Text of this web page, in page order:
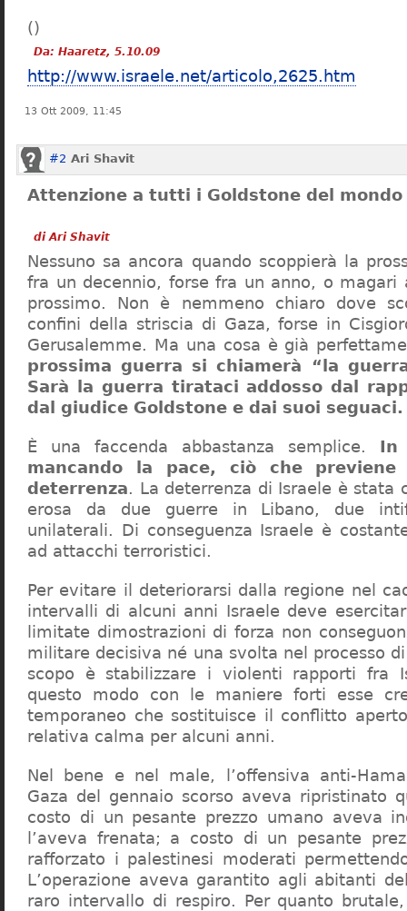
(
Da: Haaretz, 5.10.09
)
http://www.israele.net/articolo,2625.htm
13 Ott 2009, 11:45
#2 Ari Shavit
Attenzione a tutti i Goldstone del mondo
di Ari Shavit
Nessuno sa ancora quando scoppierà la
fra un decennio, forse fra un anno, o magari
prossimo. Non è nemmeno chiaro dove
confini della striscia di Gaza, forse in
Gerusalemme. Ma una cosa è già
prossima guerra si chiamerà “la
Sarà la guerra tirataci addosso dal
dal giudice Goldstone e dai suoi seguaci.
È una faccenda abbastanza semplice. In
mancando la pace, ciò che
deterrenza. La deterrenza di Israele è stata
erosa da due guerre in Libano, due
unilaterali. Di conseguenza Israele è
ad attacchi terroristici.
Per evitare il deteriorarsi dalla regione nel
intervalli di alcuni anni Israele deve
limitate dimostrazioni di forza non
militare decisiva né una svolta nel processo
scopo è stabilizzare i violenti rapporti fra
questo modo con le maniere forti esse
temporaneo che sostituisce il conflitto
relativa calma per alcuni anni.
Nel bene e nel male, l’offensiva anti-
Gaza del gennaio scorso aveva ripristinato
costo di un pesante prezzo umano aveva
l’aveva frenata; a costo di un pesante
rafforzato i palestinesi moderati
L’operazione aveva garantito agli abitanti
raro intervallo di respiro. Per quanto